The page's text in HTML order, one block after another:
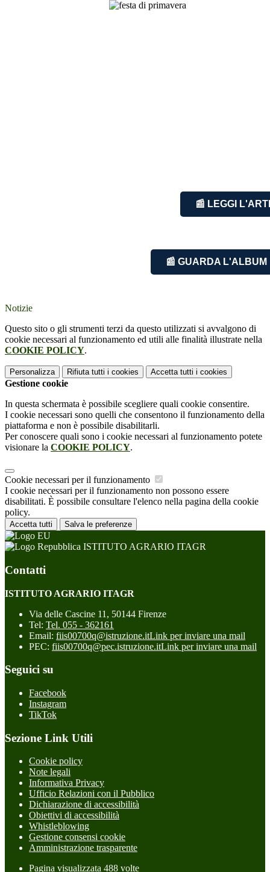
📰 LEGGI
📰 GUARDA
Notizie
Questo sito o gli strumenti terzi da questo utilizzati si avvalgono di
cookie necessari al funzionamento ed utili alle finalità illustrate nella
COOKIE POLICY.
Personalizza Rifiuta tutti i cookies Accetta tutti i cookies
Gestione cookie
In questa schermata è possibile scegliere quali cookie consentire.
I cookie necessari sono quelli che consentono il funzionamento della
piattaforma e non è possibile disabilitarli.
Per conoscere quali sono i cookie necessari al funzionamento potete
visionare la COOKIE POLICY.
Cookie necessari per il funzionamento
I cookie necessari per il funzionamento non possono essere
disabilitati. È possibile consultare l'elenco nella pagina della cookie
policy.
Accetta tutti Salva le preferenze
ISTITUTO AGRARIO ITAGR
Contatti
ISTITUTO AGRARIO ITAGR
Via delle Cascine 11, 50144 Firenze
Tel: Tel. 055 - 362161
Email: fiis00700q@istruzione.itLink per inviare una mail
PEC: fiis00700q@pec.istruzione.itLink per inviare una mail
Seguici su
Facebook
Instagram
TikTok
Sezione Link Utili
Cookie policy
Note legali
Informativa Privacy
Ufficio Relazioni con il Pubblico
Dichiarazione di accessibilità
Obiettivi di accessibilità
Whistleblowing
Gestione consensi cookie
Amministrazione trasparente
Pagina visualizzata 488 volte